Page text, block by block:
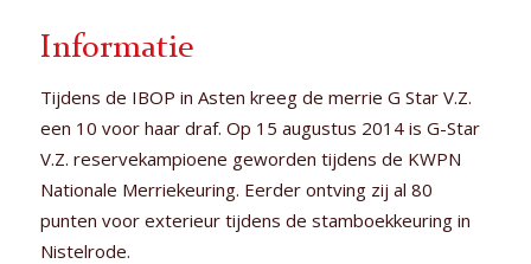
Informatie
Tijdens de IBOP in Asten kreeg de merrie G Star V.Z.
een 10 voor haar draf. Op 15 augustus 2014 is G-Star
V.Z. reservekampioene geworden tijdens de KWPN
Nationale Merriekeuring. Eerder ontving zij al 80
punten voor exterieur tijdens de stamboekkeuring in
Nistelrode.